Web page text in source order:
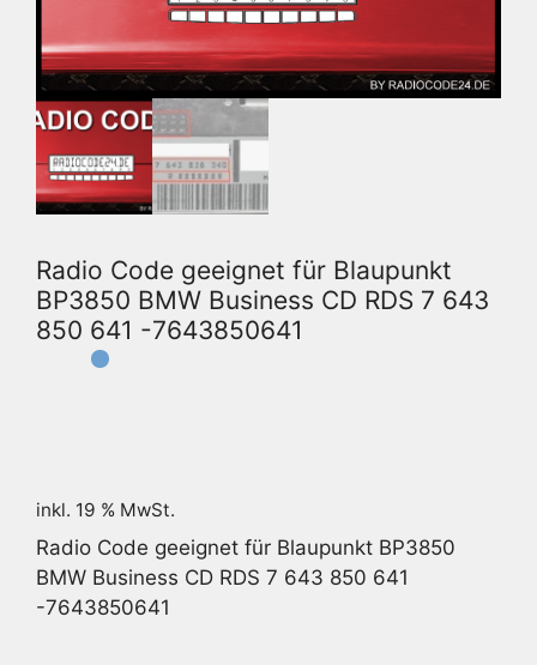
Radio Code geeignet für Blaupunkt
BP3850 BMW Business CD RDS 7 643
850 641 -7643850641
inkl. 19 % MwSt.
Radio Code geeignet für Blaupunkt BP3850
BMW Business CD RDS 7 643 850 641
-7643850641